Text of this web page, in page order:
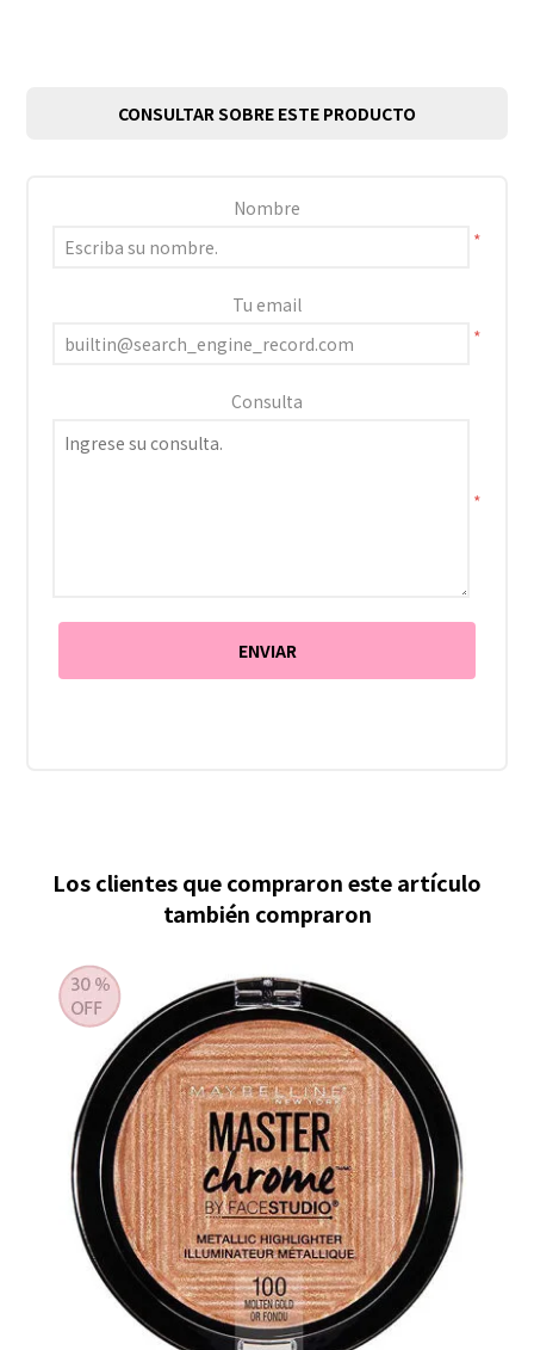
CONSULTAR SOBRE ESTE PRODUCTO
Nombre
*
Tu email
*
Consulta
*
Los clientes que compraron este artículo
también compraron